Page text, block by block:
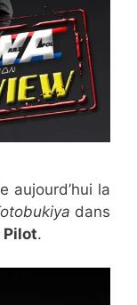
aujourd’hui la
dans
Pilot.